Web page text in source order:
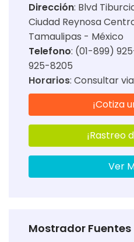
Dirección: Blvd
Ciudad Reynosa
Tamaulipas - México
Telefono: (01-899)
925-8205
Horarios: Consultar
¡Cotiza
¡Rastreo
Ver
Mostrador Fuentes